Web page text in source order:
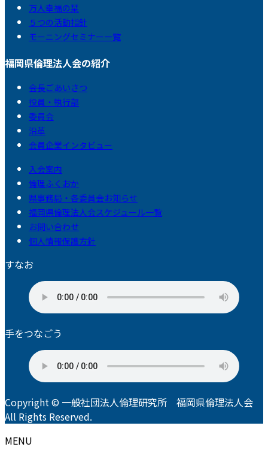
万人幸福の栞
５つの活動指針
モーニングセミナー一覧
福岡県倫理法人会の紹介
会長ごあいさつ
役員・執行部
委員会
沿革
会員企業インタビュー
入会案内
倫理ふくおか
県事務局・各委員会お知らせ
福岡県倫理法人会スケジュール一覧
お問い合わせ
個人情報保護方針
すなお
手をつなごう
Copyright © 一般社団法人倫理研究所 福岡県倫理法人会
All Rights Reserved.
MENU